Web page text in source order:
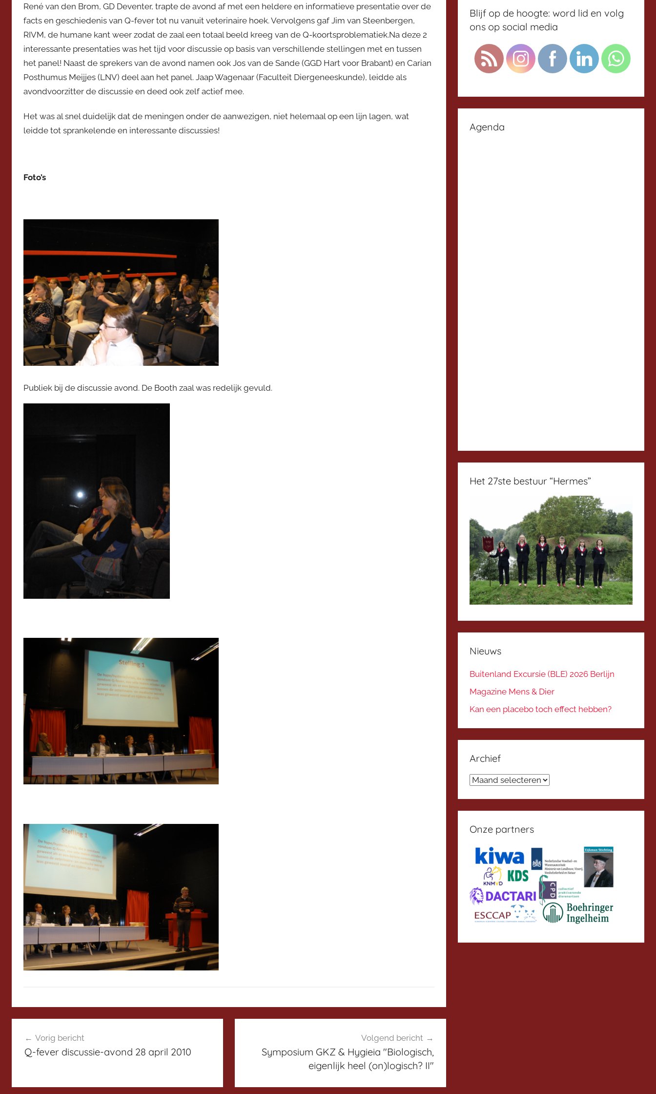
e
v
o
o
i
t
e
r
René van den Brom, GD Deventer, trapte de avond af met een heldere en informatieve presentatie over de
facts en geschiedenis van Q-fever tot nu vanuit veterinaire hoek. Vervolgens gaf Jim van Steenbergen,
RIVM, de humane kant weer zodat de zaal een totaal beeld kreeg van de Q-koortsproblematiek.Na deze 2
interessante presentaties was het tijd voor discussie op basis van verschillende stellingen met en tussen
het panel! Naast de sprekers van de avond namen ook Jos van de Sande (GGD Hart voor Brabant) en Carian
Posthumus Meijjes (LNV) deel aan het panel. Jaap Wagenaar (Faculteit Diergeneeskunde), leidde als
avondvoorzitter de discussie en deed ook zelf actief mee.
Het was al snel duidelijk dat de meningen onder de aanwezigen, niet helemaal op een lijn lagen, wat
leidde tot sprankelende en interessante discussies!
Foto’s
Publiek bij de discussie avond. De Booth zaal was redelijk gevuld.
e
u
navigatie
Vorig bericht
Q-fever discussie-avond 28 april 2010
Volgend bericht
Symposium GKZ & Hygieia "Biologisch,
eigenlijk heel (on)logisch? II"
Blijf op de hoogte: word lid en volg
ons op social media
Agenda
Het 27ste bestuur “Hermes”
Nieuws
Buitenland Excursie (BLE) 2026 Berlijn
Magazine Mens & Dier
Kan een placebo toch effect hebben?
Archief
Archief
Onze partners